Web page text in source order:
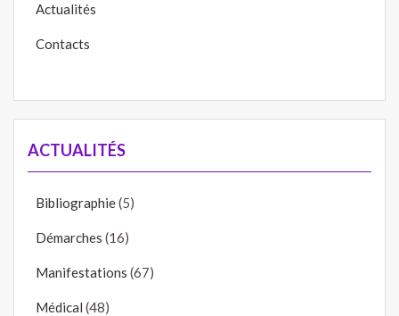
Actualités
Contacts
ACTUALITÉS
Bibliographie(5)
Démarches (16)
Manifestations (67)
Médical (48)